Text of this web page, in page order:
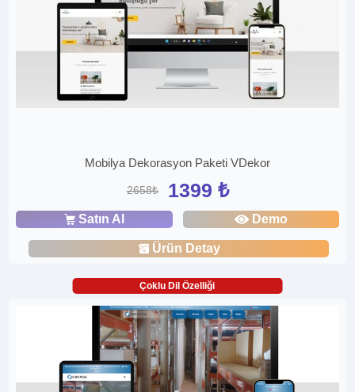
Mobilya Dekorasyon Paketi VDekor
2658₺ 1399 ₺
Satın Al Demo
Ürün Detay
Çoklu Dil Özelliği